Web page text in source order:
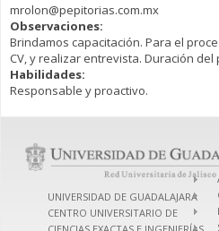
mrolon@pepitorias.com.mx
Observaciones:
Brindamos capacitación. Para el
CV, y realizar entrevista. Duración del
Habilidades:
Responsable y proactivo.
UNIVERSIDAD DE GUADALAJARA
CENTRO UNIVERSITARIO DE